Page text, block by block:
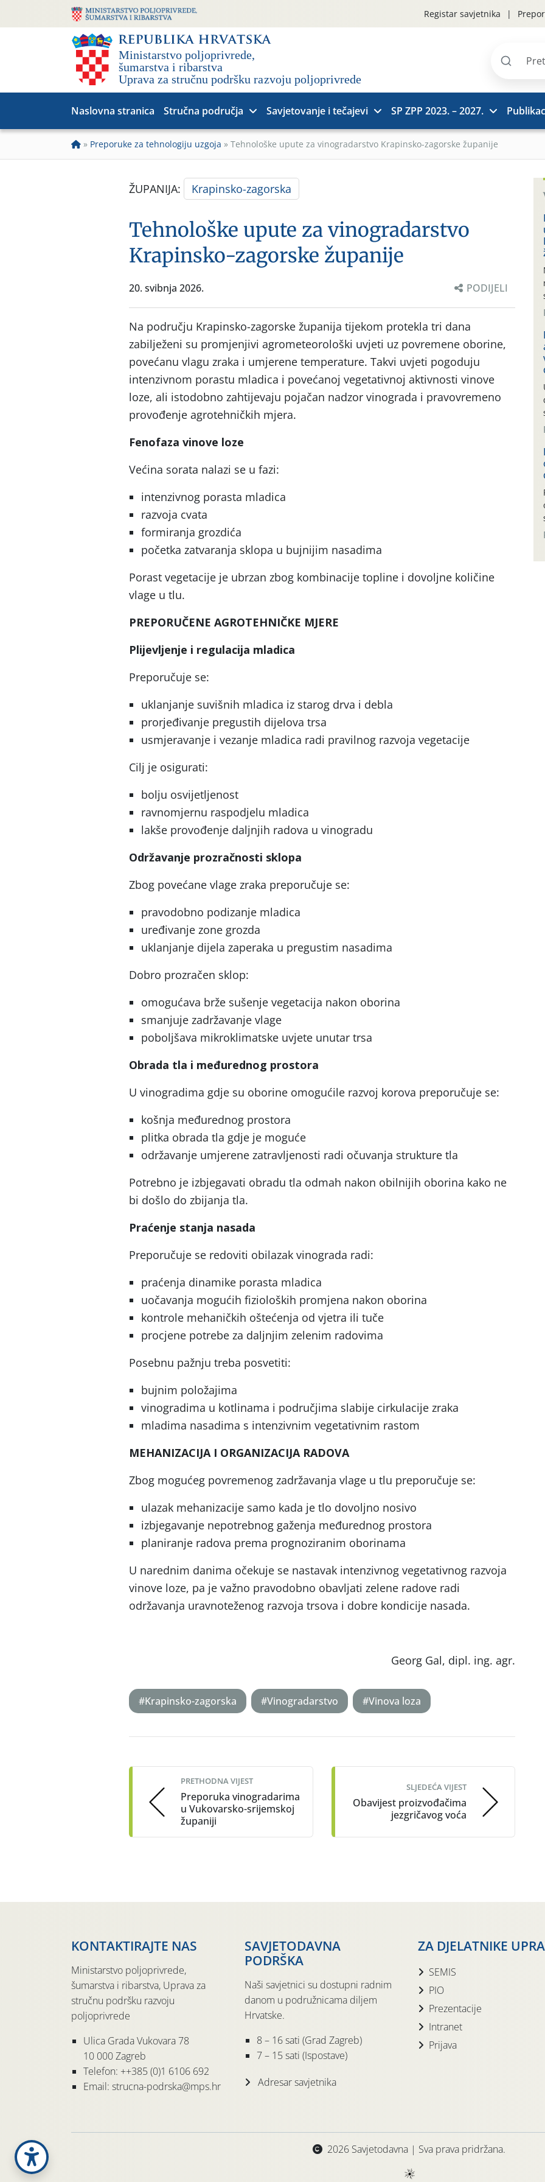
Registar savjetnika
Pretraži
Naslovna stranica Stručna područja Savjetovanje i tečajevi SP ZPP 2023. – 2027.
» Preporuke za tehnologiju uzgoja » Tehnološke upute za vinogradarstvo Krapinsko-zagorske županije
ŽUPANIJA: Krapinsko-zagorska
Tehnološke upute za vinogradarstvo
Krapinsko-zagorske županije
20. svibnja 2026. PODIJELI
Na području Krapinsko-zagorske županija tijekom protekla tri dana
zabilježeni su promjenjivi agrometeorološki uvjeti uz povremene oborine,
povećanu vlagu zraka i umjerene temperature. Takvi uvjeti pogoduju
intenzivnom porastu mladica i povećanoj vegetativnoj aktivnosti vinove
loze, ali istodobno zahtijevaju pojačan nadzor vinograda i pravovremeno
provođenje agrotehničkih mjera.
Fenofaza vinove loze
Većina sorata nalazi se u fazi:
intenzivnog porasta mladica
razvoja cvata
formiranja grozdića
početka zatvaranja sklopa u bujnijim nasadima
Porast vegetacije je ubrzan zbog kombinacije topline i dovoljne količine
vlage u tlu.
PREPORUČENE AGROTEHNIČKE MJERE
Plijevljenje i regulacija mladica
Preporučuje se:
uklanjanje suvišnih mladica iz starog drva i debla
prorjeđivanje pregustih dijelova trsa
usmjeravanje i vezanje mladica radi pravilnog razvoja vegetacije
Cilj je osigurati:
bolju osvijetljenost
ravnomjernu raspodjelu mladica
lakše provođenje daljnjih radova u vinogradu
Održavanje prozračnosti sklopa
Zbog povećane vlage zraka preporučuje se:
pravodobno podizanje mladica
uređivanje zone grozda
uklanjanje dijela zaperaka u pregustim nasadima
Dobro prozračen sklop:
omogućava brže sušenje vegetacija nakon oborina
smanjuje zadržavanje vlage
poboljšava mikroklimatske uvjete unutar trsa
Obrada tla i međurednog prostora
U vinogradima gdje su oborine omogućile razvoj korova preporučuje se:
košnja međurednog prostora
plitka obrada tla gdje je moguće
održavanje umjerene zatravljenosti radi očuvanja strukture tla
Potrebno je izbjegavati obradu tla odmah nakon obilnijih oborina kako ne
bi došlo do zbijanja tla.
Praćenje stanja nasada
Preporučuje se redoviti obilazak vinograda radi:
praćenja dinamike porasta mladica
uočavanja mogućih fizioloških promjena nakon oborina
kontrole mehaničkih oštećenja od vjetra ili tuče
procjene potrebe za daljnjim zelenim radovima
Posebnu pažnju treba posvetiti:
bujnim položajima
vinogradima u kotlinama i područjima slabije cirkulacije zraka
mladima nasadima s intenzivnim vegetativnim rastom
MEHANIZACIJA I ORGANIZACIJA RADOVA
Zbog mogućeg povremenog zadržavanja vlage u tlu preporučuje se:
ulazak mehanizacije samo kada je tlo dovoljno nosivo
izbjegavanje nepotrebnog gaženja međurednog prostora
planiranje radova prema prognoziranim oborinama
U narednim danima očekuje se nastavak intenzivnog vegetativnog razvoja
vinove loze, pa je važno pravodobno obavljati zelene radove radi
održavanja uravnoteženog razvoja trsova i dobre kondicije nasada.
Georg Gal, dipl. ing. agr.
#Krapinsko-zagorska #Vinogradarstvo #Vinova loza
navigation
PRETHODNA VIJEST
Preporuka vinogradarima
u Vukovarsko-srijemskoj
županiji
SLJEDEĆA VIJEST
Obavijest proizvođačima
jezgričavog voća
KONTAKTIRAJTE NAS
Ministarstvo poljoprivrede,
šumarstva i ribarstva, Uprava za
stručnu podršku razvoju
poljoprivrede
Ulica Grada Vukovara 78
10 000 Zagreb
Telefon: ++385 (0)1 6106 692
Email: strucna-podrska@mps.hr
SAVJETODAVNA
PODRŠKA
Naši savjetnici su dostupni radnim
danom u podružnicama diljem
Hrvatske.
8 – 16 sati (Grad Zagreb)
7 – 15 sati (Ispostave)
Adresar savjetnika
ZA DJELATNIKE
SEMIS
PIO
Prezentacije
Intranet
Prijava
2026 Savjetodavna | Sva prava pridržana.